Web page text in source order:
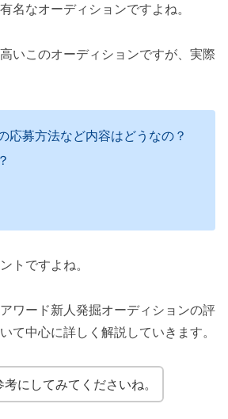
名なオーディションですよね。
いこのオーディションですが、実際
応募方法など内容はどうなの？
トですよね。
ワード新人発掘オーディションの評
て中心に詳しく解説していきます。
にしてみてくださいね。